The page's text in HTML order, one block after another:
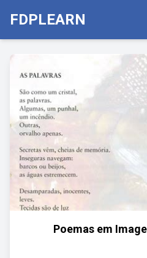
FDPLEARN
Poemas em